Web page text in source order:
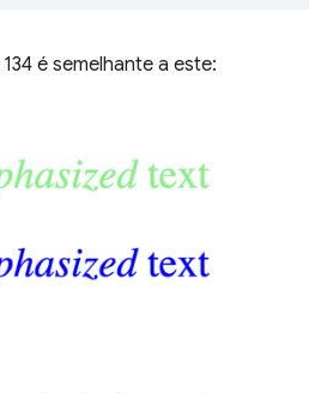
é semelhante a este: